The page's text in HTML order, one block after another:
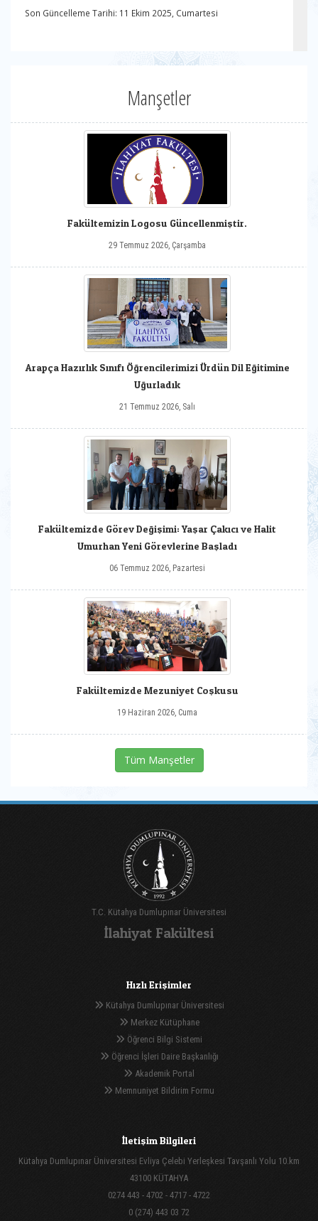
Son Güncelleme Tarihi: 11 Ekim 2025, Cumartesi
Manşetler
Fakültemizin Logosu Güncellenmiştir.
29 Temmuz 2026, Çarşamba
Arapça Hazırlık Sınıfı Öğrencilerimizi Ürdün Dil Eğitimine
Uğurladık
21 Temmuz 2026, Salı
Fakültemizde Görev Değişimi: Yaşar Çakıcı ve Halit
Umurhan Yeni Görevlerine Başladı
06 Temmuz 2026, Pazartesi
Fakültemizde Mezuniyet Coşkusu
19 Haziran 2026, Cuma
Tüm Manşetler
T.C. Kütahya Dumlupınar Üniversitesi
İlahiyat Fakültesi
Hızlı Erişimler
Kütahya Dumlupınar Üniversitesi
Merkez Kütüphane
Öğrenci Bilgi Sistemi
Öğrenci İşleri Daire Başkanlığı
Akademik Portal
Memnuniyet Bildirim Formu
İletişim Bilgileri
Kütahya Dumlupınar Üniversitesi Evliya Çelebi Yerleşkesi Tavşanlı Yolu 10.km
43100 KÜTAHYA
0274 443 - 4702 - 4717 - 4722
0 (274) 443 03 72